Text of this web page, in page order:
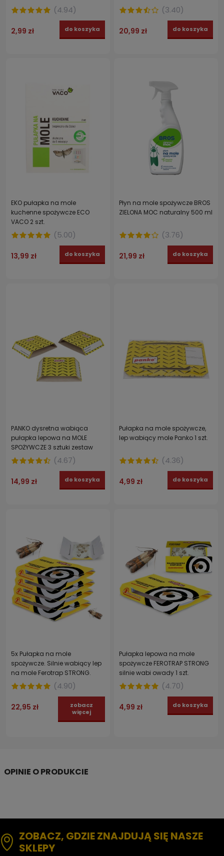
na omacnicę
(4.94)
2,99 zł do koszyka
(3.40)
20,99 zł do koszyka
EKO pułapka na mole
kuchenne spożywcze ECO
VACO 2 szt.
(5.00)
13,99 zł do koszyka
Płyn na mole spożywcze BROS
ZIELONA MOC naturalny 500 ml
(3.76)
21,99 zł do koszyka
PANKO dysretna wabiąca
pułapka lepowa na MOLE
SPOŻYWCZE 3 sztuki zestaw
(4.67)
14,99 zł do koszyka
Pułapka na mole spożywcze,
lep wabiący mole Panko 1 szt.
(4.36)
4,99 zł do koszyka
5x Pułapka na mole
spożywcze. Silnie wabiący lep
na mole Ferotrap STRONG.
(4.90)
22,95 zł
zobacz
więcej
Pułapka lepowa na mole
spożywcze FEROTRAP STRONG
silnie wabi owady 1 szt.
(4.70)
4,99 zł do koszyka
ZOBACZ, GDZIE ZNAJDUJĄ SIĘ NASZE
SKLEPY